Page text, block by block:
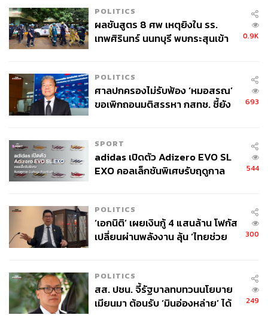
POLITICS
ผลชันสูตร 8 ศพ เหตุยิงใน รร.
เทพศิรินทร์ นนทบุรี พบกระสุนเข้า
0.9K
POLITICS
ศาลปกครองไม่รับฟ้อง ‘หมอสรณ’
ขอเพิกถอนมติสรรหา กสทช. ชี้ยัง
693
SPORT
adidas เปิดตัว Adizero EVO SL
EXO คอลเล็กชันพิเศษรับฤดูกาล
544
POLITICS
‘เอกนิติ’ เผยเงินกู้ 4 แสนล้าน โฟกัส
เปลี่ยนผ่านพลังงาน ลุ้น ‘ไทยช่วย
300
POLITICS
สส. ปชน. จี้รัฐบาลทบทวนนโยบาย
เมียนมา ต้อนรับ ‘มินอ่องหล่าย’ ได้
249